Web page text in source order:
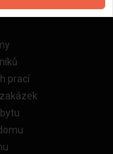
prací